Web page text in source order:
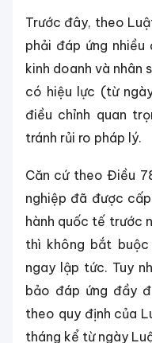
Trước đây, theo
phải đáp ứng nhiều
kinh doanh và nhân
có hiệu lực (từ
điều chỉnh quan
tránh rủi ro pháp lý.
Căn cứ theo Điều
nghiệp đã được
hành quốc tế trước
thì không bắt
ngay lập tức. Tuy
bảo đáp ứng đầy
theo quy định của
tháng kể từ ngày